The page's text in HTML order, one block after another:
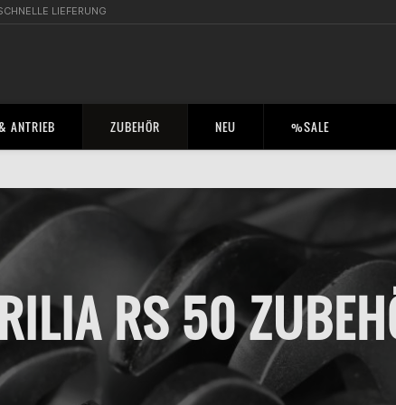
LIEFERUNG
ANTRIEB ZUBEHÖR NEU %SALE
RS 50